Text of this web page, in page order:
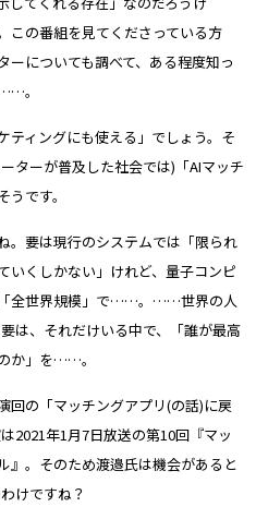
の番組を見てくださっている方
ーについても調べて、ある程度知っ
。
ティングにも使える」でしょう。そ
ターが普及した社会では)「AIマッチ
です。
。要は現行のシステムでは「限られ
いくしかない」けれど、量子コンピ
「全世界規模」で……。……世界の人
は、それだけいる中で、「誰が最高
か」を……。
回の「マッチングアプリ(の話)に戻
2021年1月7日放送の第10回『マッ
』。そのため渡邉氏は機会があると
けですね？